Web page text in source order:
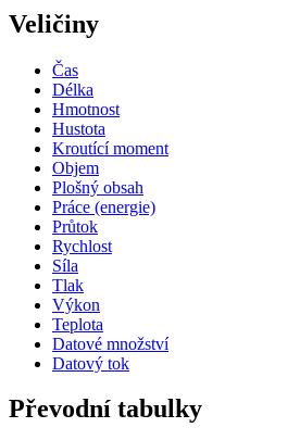
Veličiny
Čas
Délka
Hmotnost
Hustota
Kroutící moment
Objem
Plošný obsah
Práce (energie)
Průtok
Rychlost
Síla
Tlak
Výkon
Teplota
Datové množství
Datový tok
Převodní tabulky